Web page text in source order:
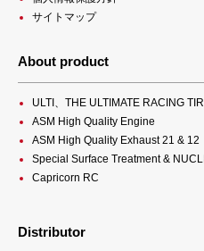
サイトマップ
About product
ULTI、THE ULTIMATE RACING
ASM High Quality Engine
ASM High Quality Exhaust 21 & 12
Special Surface Treatment &
Capricorn RC
Distributor